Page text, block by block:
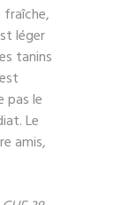
fraîche,
léger
tanins
pas le
Le
amis,